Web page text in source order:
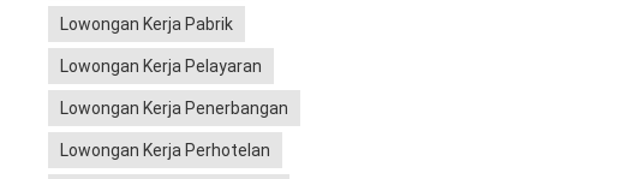
Lowongan Kerja Pabrik
Lowongan Kerja Pelayaran
Lowongan Kerja Penerbangan
Lowongan Kerja Perhotelan